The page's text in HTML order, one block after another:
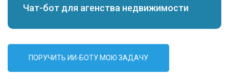
Чат-бот для агенства недвижимости
ПОРУЧИТЬ ИИ-БОТУ МОЮ ЗАДАЧУ